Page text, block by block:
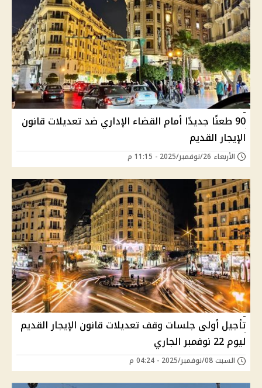
90 طعنًا جديدًا أمام القضاء الإداري ضد تعديلات قانون
الإيجار القديم
الأربعاء 26/نوفمبر/2025 - 11:15 م
تأجيل أولى جلسات وقف تعديلات قانون الإيجار القديم
ليوم 22 نوفمبر الجاري
السبت 08/نوفمبر/2025 - 04:24 م